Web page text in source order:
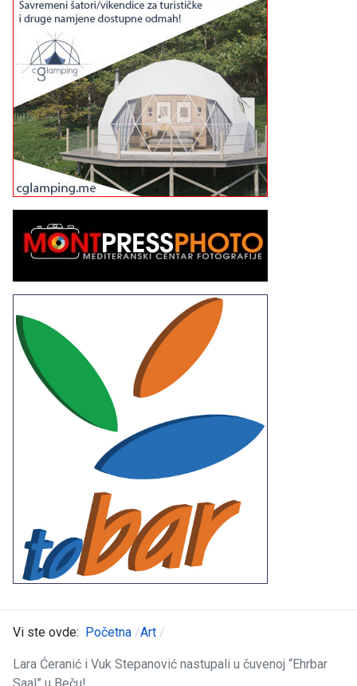
Vi ste ovde: Početna Art
Lara Ćeranić i Vuk Stepanović nastupali u čuvenoj “Ehrbar